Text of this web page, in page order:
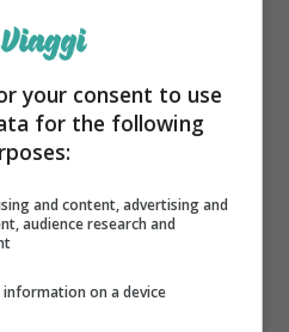
trasportare la nostra
sono spesso
compostabile
ridurre l’impatto
your consent to use
for the following
and content, advertising and
audience research and
on a device